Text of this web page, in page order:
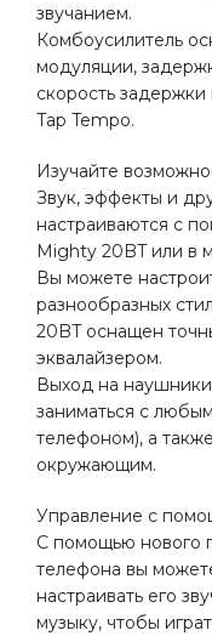
звучанием.
Комбоусилитель
модуляции,
скорость
Tap Tempo.
Изучайте
Звук, эффекты и
настраиваются с
Mighty 20BT или в
Вы можете
разнообразных
20BT оснащен
эквалайзером.
Выход на наушники
заниматься с
телефоном), а
окружающим.
Управление с
С помощью нового
телефона вы
настраивать его
музыку, чтобы